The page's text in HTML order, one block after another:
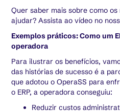
Quer saber mais sobre como
ajudar? Assista ao vídeo no
Exemplos práticos: Como um
operadora
Para ilustrar os benefícios,
das histórias de sucesso é a
que adotou o OperaSS para
o ERP, a operadora conseguiu:
Reduzir custos